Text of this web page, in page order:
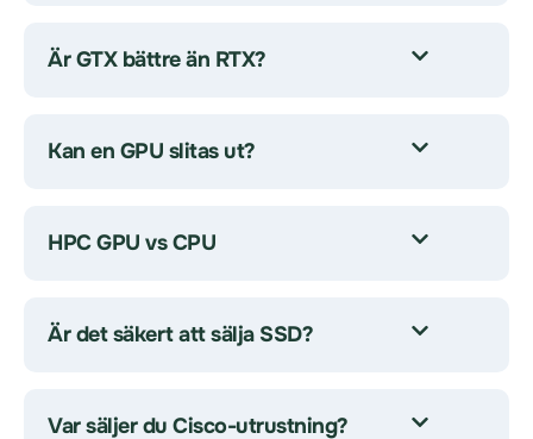
Är GTX bättre än RTX?
Kan en GPU slitas ut?
HPC GPU vs CPU
Är det säkert att sälja SSD?
Var säljer du Cisco-utrustning?